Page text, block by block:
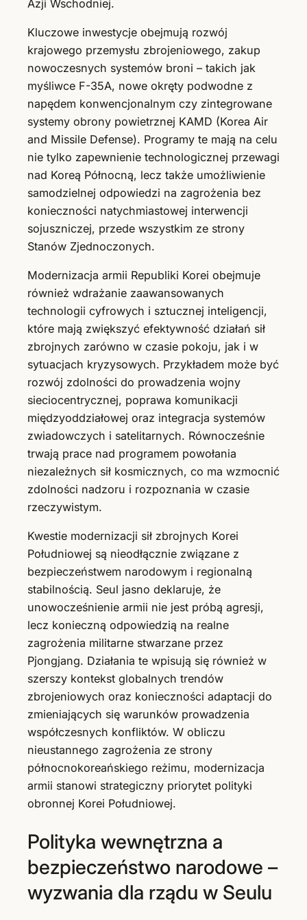
Azji Wschodniej.
Kluczowe inwestycje obejmują rozwój
krajowego przemysłu zbrojeniowego, zakup
nowoczesnych systemów broni – takich jak
myśliwce F-35A, nowe okręty podwodne z
napędem konwencjonalnym czy zintegrowane
systemy obrony powietrznej KAMD (Korea Air
and Missile Defense). Programy te mają na celu
nie tylko zapewnienie technologicznej przewagi
nad Koreą Północną, lecz także umożliwienie
samodzielnej odpowiedzi na zagrożenia bez
konieczności natychmiastowej interwencji
sojuszniczej, przede wszystkim ze strony
Stanów Zjednoczonych.
Modernizacja armii Republiki Korei obejmuje
również wdrażanie zaawansowanych
technologii cyfrowych i sztucznej inteligencji,
które mają zwiększyć efektywność działań sił
zbrojnych zarówno w czasie pokoju, jak i w
sytuacjach kryzysowych. Przykładem może być
rozwój zdolności do prowadzenia wojny
sieciocentrycznej, poprawa komunikacji
międzyoddziałowej oraz integracja systemów
zwiadowczych i satelitarnych. Równocześnie
trwają prace nad programem powołania
niezależnych sił kosmicznych, co ma wzmocnić
zdolności nadzoru i rozpoznania w czasie
rzeczywistym.
Kwestie modernizacji sił zbrojnych Korei
Południowej są nieodłącznie związane z
bezpieczeństwem narodowym i regionalną
stabilnością. Seul jasno deklaruje, że
unowocześnienie armii nie jest próbą agresji,
lecz konieczną odpowiedzią na realne
zagrożenia militarne stwarzane przez
Pjongjang. Działania te wpisują się również w
szerszy kontekst globalnych trendów
zbrojeniowych oraz konieczności adaptacji do
zmieniających się warunków prowadzenia
współczesnych konfliktów. W obliczu
nieustannego zagrożenia ze strony
północnokoreańskiego reżimu, modernizacja
armii stanowi strategiczny priorytet polityki
obronnej Korei Południowej.
Polityka wewnętrzna a
bezpieczeństwo narodowe –
wyzwania dla rządu w Seulu